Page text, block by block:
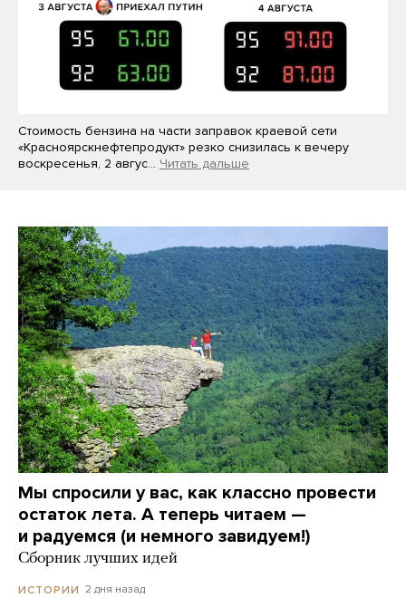
Стоимость бензина на части заправок краевой сети
«Красноярскнефтепродукт» резко снизилась к вечеру
воскресенья, 2 авгус… Читать дальше
Мы спросили у вас, как классно провести
остаток лета. А теперь читаем —
и радуемся (и немного завидуем!)
Сборник лучших идей
ИСТОРИИ 2 дня назад